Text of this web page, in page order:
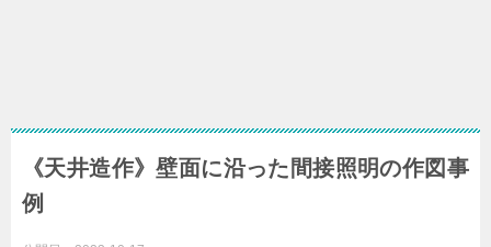
《天井造作》壁面に沿った間接照明の作図事
例